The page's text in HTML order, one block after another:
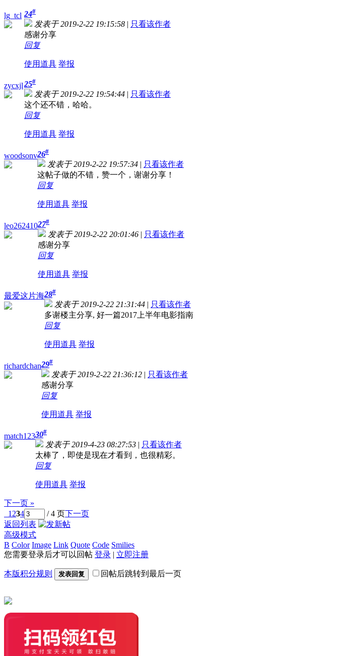
lg_tcl 24#
发表于 2019-2-22 19:15:58 | 只看该作者
感谢分享
回复
使用道具 举报
zycxjl25#
发表于 2019-2-22 19:54:44 | 只看该作者
这个还不错，哈哈。
回复
使用道具 举报
woodsonv26#
发表于 2019-2-22 19:57:34 | 只看该作者
这帖子做的不错，赞一个，谢谢分享！
回复
使用道具 举报
leo26241027#
发表于 2019-2-22 20:01:46 | 只看该作者
感谢分享
回复
使用道具 举报
最爱这片海28#
发表于 2019-2-22 21:31:44 | 只看该作者
多谢楼主分享, 好一篇2017上半年电影指南
回复
使用道具 举报
richardchan29#
发表于 2019-2-22 21:36:12 | 只看该作者
感谢分享
回复
使用道具 举报
match12330#
发表于 2019-4-23 08:27:53 | 只看该作者
太棒了，即使是现在才看到，也很精彩。
回复
使用道具 举报
下一页 »
1 234 / 4 页下一页
返回列表
高级模式
B Color Image Link Quote Code Smilies
您需要登录后才可以回帖 登录 | 立即注册
本版积分规则 发表回复 回帖后跳转到最后一页